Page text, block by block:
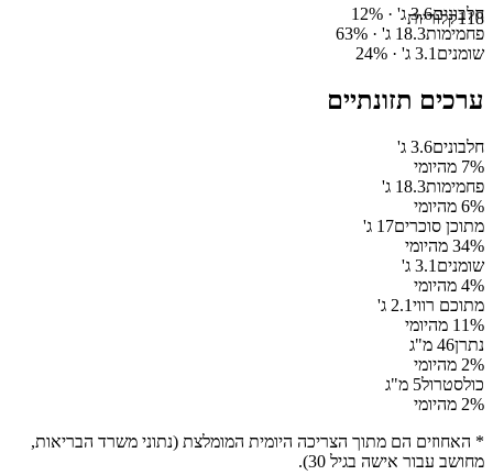
118קלוריותחלבונים3.6ג' · 12%
פחמימות18.3 ג' · 63%
שומנים 3.1 ג' · 24%
ערכים תזונתיים
חלבונים3.6 ג'
7% מהיומי
פחמימות18.3 ג'
6% מהיומי
מתוכן סוכרים17 ג'
34% מהיומי
שומנים 3.1 ג'
4% מהיומי
מתוכם רווי2.1 ג'
11% מהיומי
נתרן46 מ"ג
2% מהיומי
כולסטרול5 מ"ג
2% מהיומי
* האחוזים הם מתוך הצריכה היומית המומלצת (נתוני משרד הבריאות,
מחושב עבור אישה בגיל 30).